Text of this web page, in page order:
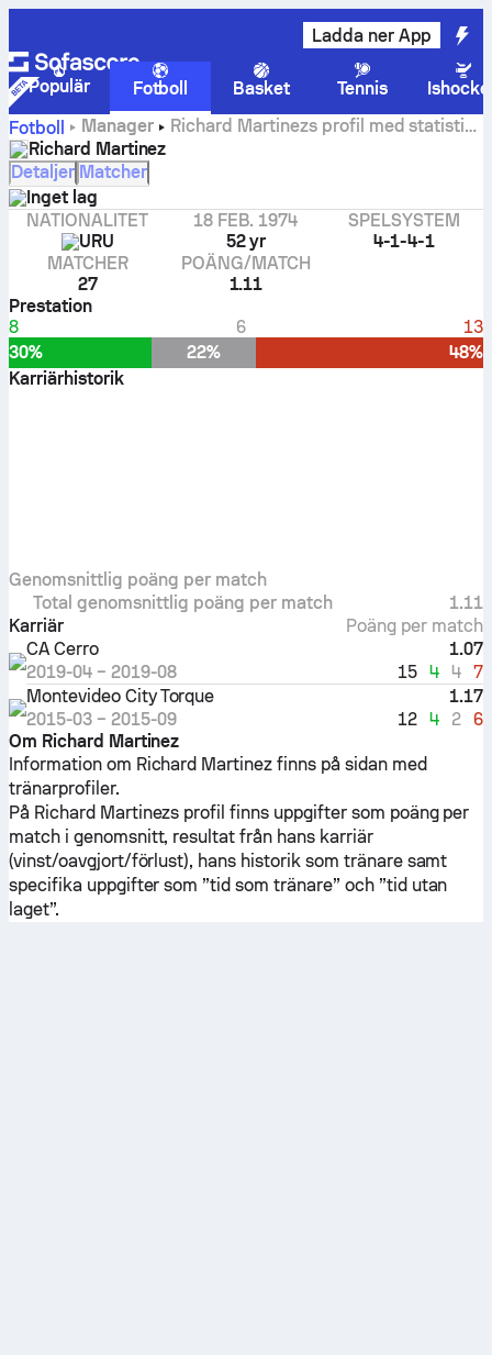
Ladda ner App
Populär Fotboll Basket Tennis
Fotboll
Manager
Richard Martinezs profil med statistik
och historik
Richard Martinez
Detaljer Matcher
Inget lag
NATIONALITET
URU
18 FEB. 1974
52 yr
SPELSYSTEM
4-1-4-1
MATCHER
27
POÄNG/MATCH
1.11
Prestation
8
6
13
30%
22%
48%
Karriärhistorik
Genomsnittlig poäng per match
Total genomsnittlig poäng per match
1.11
Karriär
Poäng per match
CA Cerro
1.07
2019-04– 2019-08 15 4 4 7
Montevideo City Torque
1.17
2015-03– 2015-09 12 4 2 6
Om Richard Martinez
Information om Richard Martinez finns på sidan med
tränarprofiler.
På Richard Martinezs profil finns uppgifter som poäng per
match i genomsnitt, resultat från hans karriär
(vinst/oavgjort/förlust), hans historik som tränare samt
specifika uppgifter som ”tid som tränare” och ”tid utan
laget”.